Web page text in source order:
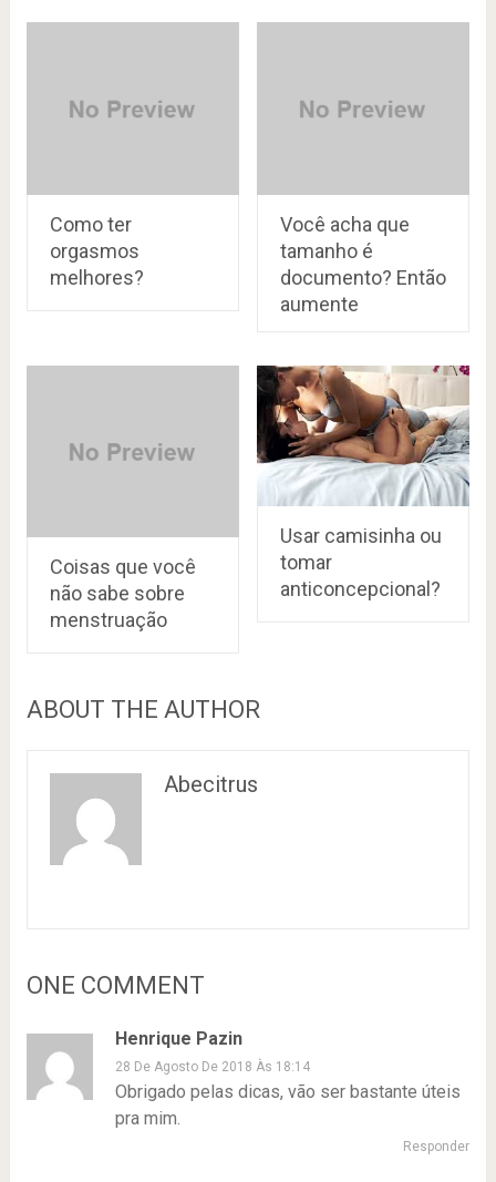
Como ter
orgasmos
melhores?
Você acha que
tamanho é
documento? Então
aumente
Coisas que você
não sabe sobre
menstruação
Usar camisinha ou
tomar
anticoncepcional?
ABOUT THE AUTHOR
Abecitrus
ONE COMMENT
Henrique Pazin
28 De Agosto De 2018 Às 18:14
Obrigado pelas dicas, vão ser bastante úteis
pra mim.
Responder